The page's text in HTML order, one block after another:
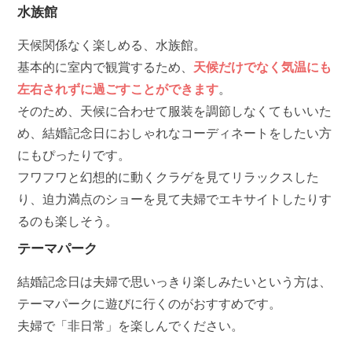
水族館
天候関係なく楽しめる、水族館。
基本的に室内で観賞するため、 天候だけでなく気温にも
左右されずに過ごすことができます。
そのため、天候に合わせて服装を調節しなくてもいいた
め、結婚記念日におしゃれなコーディネートをしたい方
にもぴったりです。
フワフワと幻想的に動くクラゲを見てリラックスした
り、迫力満点のショーを見て夫婦でエキサイトしたりす
るのも楽しそう。
テーマパーク
結婚記念日は夫婦で思いっきり楽しみたいという方は、
テーマパークに遊びに行くのがおすすめです。
夫婦で「非日常」を楽しんでください。